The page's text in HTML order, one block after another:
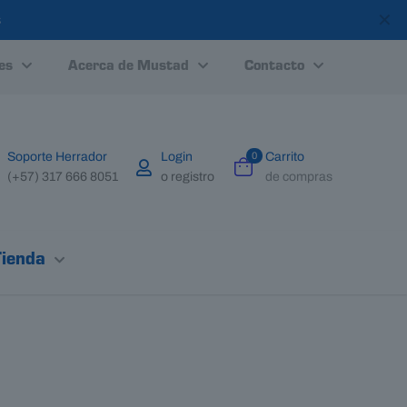
Acerca de Mustad Contacto
Soporte Herrador
(+57) 317 666 8051
Login
o registro
0
Carrito
de compras